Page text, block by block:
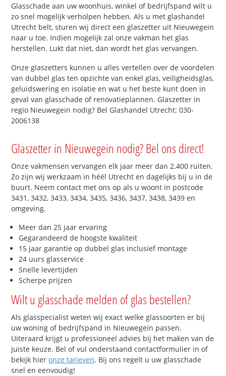
Glasschade aan uw woonhuis, winkel of bedrijfspand wilt u
zo snel mogelijk verholpen hebben. Als u met glashandel
Utrecht belt, sturen wij direct een glaszetter uit Nieuwegein
naar u toe. Indien mogelijk zal onze vakman het glas
herstellen. Lukt dat niet, dan wordt het glas vervangen.
Onze glaszetters kunnen u alles vertellen over de voordelen
van dubbel glas ten opzichte van enkel glas, veiligheidsglas,
geluidswering en isolatie en wat u het beste kunt doen in
geval van glasschade of renovatieplannen. Glaszetter in
regio Nieuwegein nodig? Bel Glashandel Utrecht: 030-
2006138
Glaszetter in Nieuwegein nodig? Bel ons direct!
Onze vakmensen vervangen elk jaar meer dan 2.400 ruiten.
Zo zijn wij werkzaam in héél Utrecht en dagelijks bij u in de
buurt. Neem contact met ons op als u woont in postcode
3431, 3432, 3433, 3434, 3435, 3436, 3437, 3438, 3439 en
omgeving.
Meer dan 25 jaar ervaring
Gegarandeerd de hoogste kwaliteit
15 jaar garantie op dubbel glas inclusief montage
24 uurs glasservice
Snelle levertijden
Scherpe prijzen
Wilt u glasschade melden of glas bestellen?
Als glasspecialist weten wij exact welke glassoorten er bij
uw woning of bedrijfspand in Nieuwegein passen.
Uiteraard krijgt u professioneel advies bij het maken van de
juiste keuze. Bel of vul onderstaand contactformulier in of
bekijk hieronze tarieven. Bij ons regelt u uw glasschade
snel en eenvoudig!